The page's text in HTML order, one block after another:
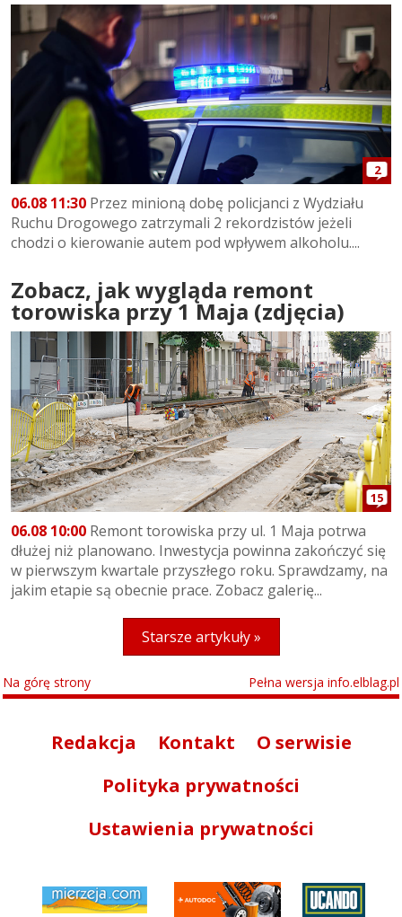
2
06.08 11:30 Przez minioną dobę policjanci z Wydziału
Ruchu Drogowego zatrzymali 2 rekordzistów jeżeli
chodzi o kierowanie autem pod wpływem alkoholu....
Zobacz, jak wygląda remont
torowiska przy 1 Maja (zdjęcia)
15
06.08 10:00 Remont torowiska przy ul. 1 Maja potrwa
dłużej niż planowano. Inwestycja powinna zakończyć się
w pierwszym kwartale przyszłego roku. Sprawdzamy, na
jakim etapie są obecnie prace. Zobacz galerię...
Starsze artykuły »
Na górę strony Pełna wersja info.elblag.pl
Redakcja Kontakt
O serwisie
Polityka prywatności
Ustawienia prywatności